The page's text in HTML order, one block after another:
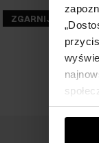
od
ZGARNIJ -30%